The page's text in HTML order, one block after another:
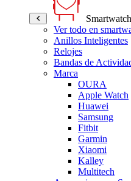
Smartwatch
Ver todo en
Anillos Inteligentes
Relojes
Bandas de
Marca
OURA
Apple Watch
Huawei
Samsung
Fitbit
Garmin
Xiaomi
Kalley
Multitech